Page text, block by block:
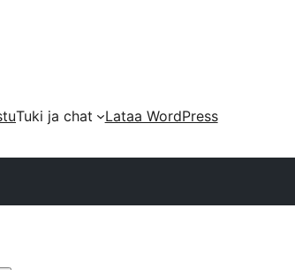
Tuki ja chat
Lataa WordPress